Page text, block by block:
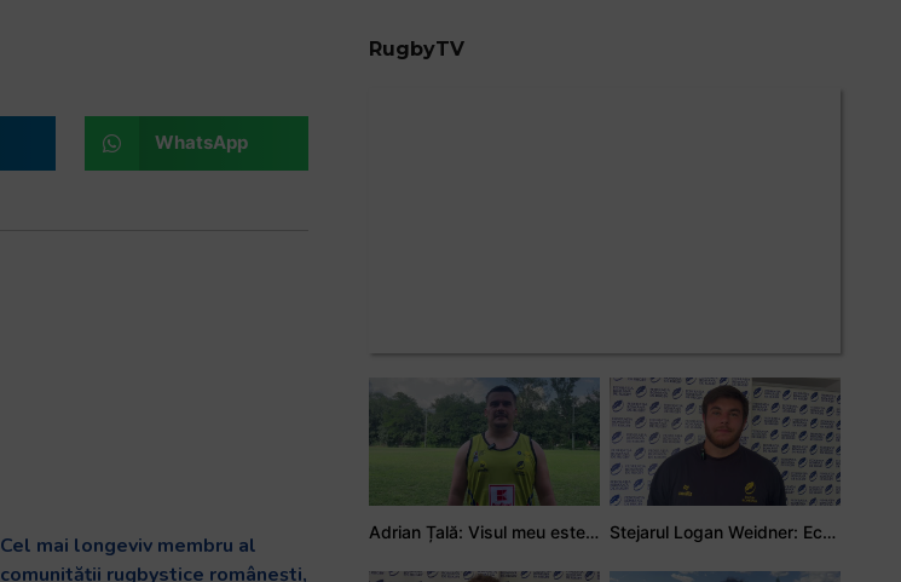
WhatsApp
Cel mai longeviv membru al
comunității rugbystice românești,
RugbyTV
Adrian Țală: Visul meu este să debutez pentru România Stejarul Logan Weidner: Echipa a muncit mult, iar asta se va vedea în meciurile de la Nations Cup